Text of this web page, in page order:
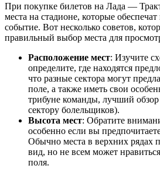
При покупке билетов на Лада —
места на стадионе, которые
событие. Вот несколько советов,
правильный выбор места для
Расположение мест: Изучите
определите, где находятся
что разные сектора могут
поле, а также иметь свои
трибуне команды, лучший
сектору болельщиков).
Высота мест: Обратите
особенно если вы
Обычно места в верхних рядах
вид, но не всем может
поля.